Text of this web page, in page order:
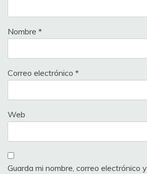
Nombre *
Correo electrónico *
Web
Guarda mi nombre, correo electrónico